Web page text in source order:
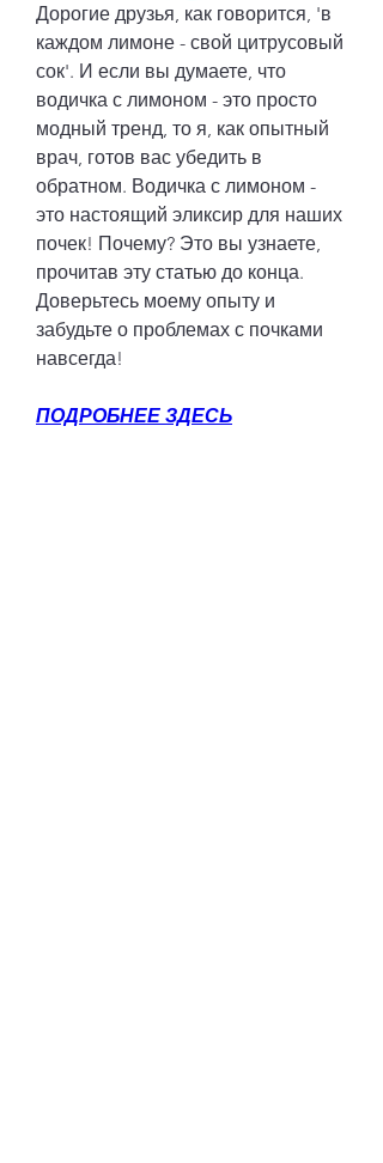
Дорогие друзья, как говорится, 'в
каждом лимоне - свой цитрусовый
сок'. И если вы думаете, что
водичка с лимоном - это просто
модный тренд, то я, как опытный
врач, готов вас убедить в
обратном. Водичка с лимоном -
это настоящий эликсир для наших
почек! Почему? Это вы узнаете,
прочитав эту статью до конца.
Доверьтесь моему опыту и
забудьте о проблемах с почками
навсегда!
ПОДРОБНЕЕ ЗДЕСЬ